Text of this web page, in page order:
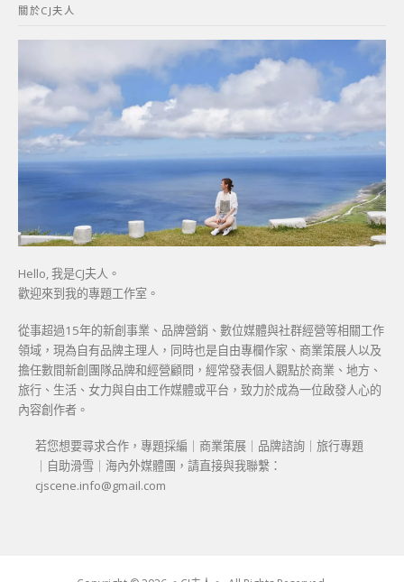
字:
關於CJ夫人
Hello, 我是CJ夫人。
歡迎來到我的專題工作室。
從事超過15年的新創事業、品牌營銷、數位媒體與社群經營等相關工作
領域，現為自有品牌主理人，同時也是自由專欄作家、商業策展人以及
擔任數間新創團隊品牌和經營顧問，經常發表個人觀點於商業、地方、
旅行、生活、女力與自由工作媒體或平台，致力於成為一位啟發人心的
內容創作者。
若您想要尋求合作，專題採編｜商業策展｜品牌諮詢｜旅行專題
｜自助滑雪｜海內外媒體團，請直接與我聯繫：
cjscene.info@gmail.com